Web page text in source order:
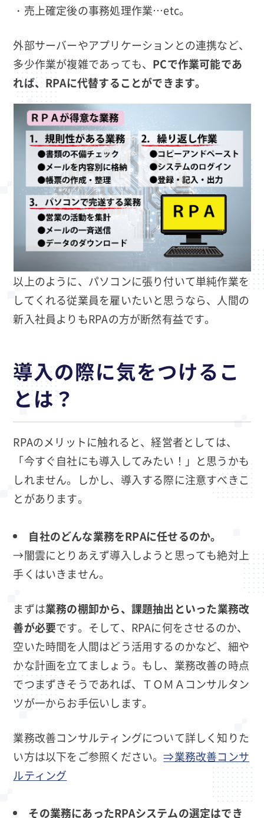
・売上確定後の事務処理作業…etc。
外部サーバーやアプリケーションとの連携など、
多少作業が複雑であっても、 PCで作業可能であ
れば、RPAに代替することができます。
以上のように、パソコンに張り付いて単純作業を
してくれる従業員を雇いたいと思うなら、人間の
新入社員よりもRPAの方が断然有益です。
導入の際に気をつけるこ
とは？
RPAのメリットに触れると、経営者としては、
「今すぐ自社にも導入してみたい！」と思うかも
しれません。しかし、導入する際に注意すべきこ
とがあります。
自社のどんな業務をRPAに任せるのか。
→闇雲にとりあえず導入しようと思っても絶対上
手くはいきません。
まずは業務の棚卸から、課題抽出といった業務改
善が必要です。そして、RPAに何をさせるのか、
空いた時間を人間はどう活用するのかなど、細や
かな計画を立てましょう。もし、業務改善の時点
でつまずきそうであれば、ＴＯＭＡコンサルタン
ツが一からお手伝いします。
業務改善コンサルティングについて詳しく知りた
い方は以下をご参照ください。⇒業務改善コンサ
ルティング
その業務にあったRPAシステムの選定はでき